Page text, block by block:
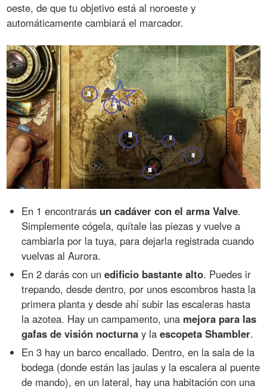
oeste, de que tu objetivo está al noroeste y
automáticamente cambiará el marcador.
En 1 encontrarás un cadáver con el arma Valve.
Simplemente cógela, quítale las piezas y vuelve a
cambiarla por la tuya, para dejarla registrada cuando
vuelvas al Aurora.
En 2 darás con unedificio bastante alto. Puedes ir
trepando, desde dentro, por unos escombros hasta la
primera planta y desde ahí subir las escaleras hasta
la azotea. Hay un campamento, una mejora para las
gafas de visión nocturna y laescopeta Shambler.
En 3 hay un barco encallado. Dentro, en la sala de la
bodega (donde están las jaulas y la escalera al puente
de mando), en un lateral, hay una habitación con una